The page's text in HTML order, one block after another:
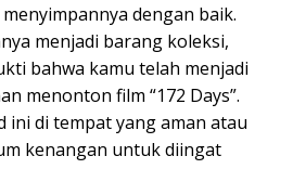
dengan baik.
menjadi barang koleksi,
bahwa kamu telah menjadi
menonton film “172 Days”.
ini di tempat yang aman atau
kenangan untuk diingat